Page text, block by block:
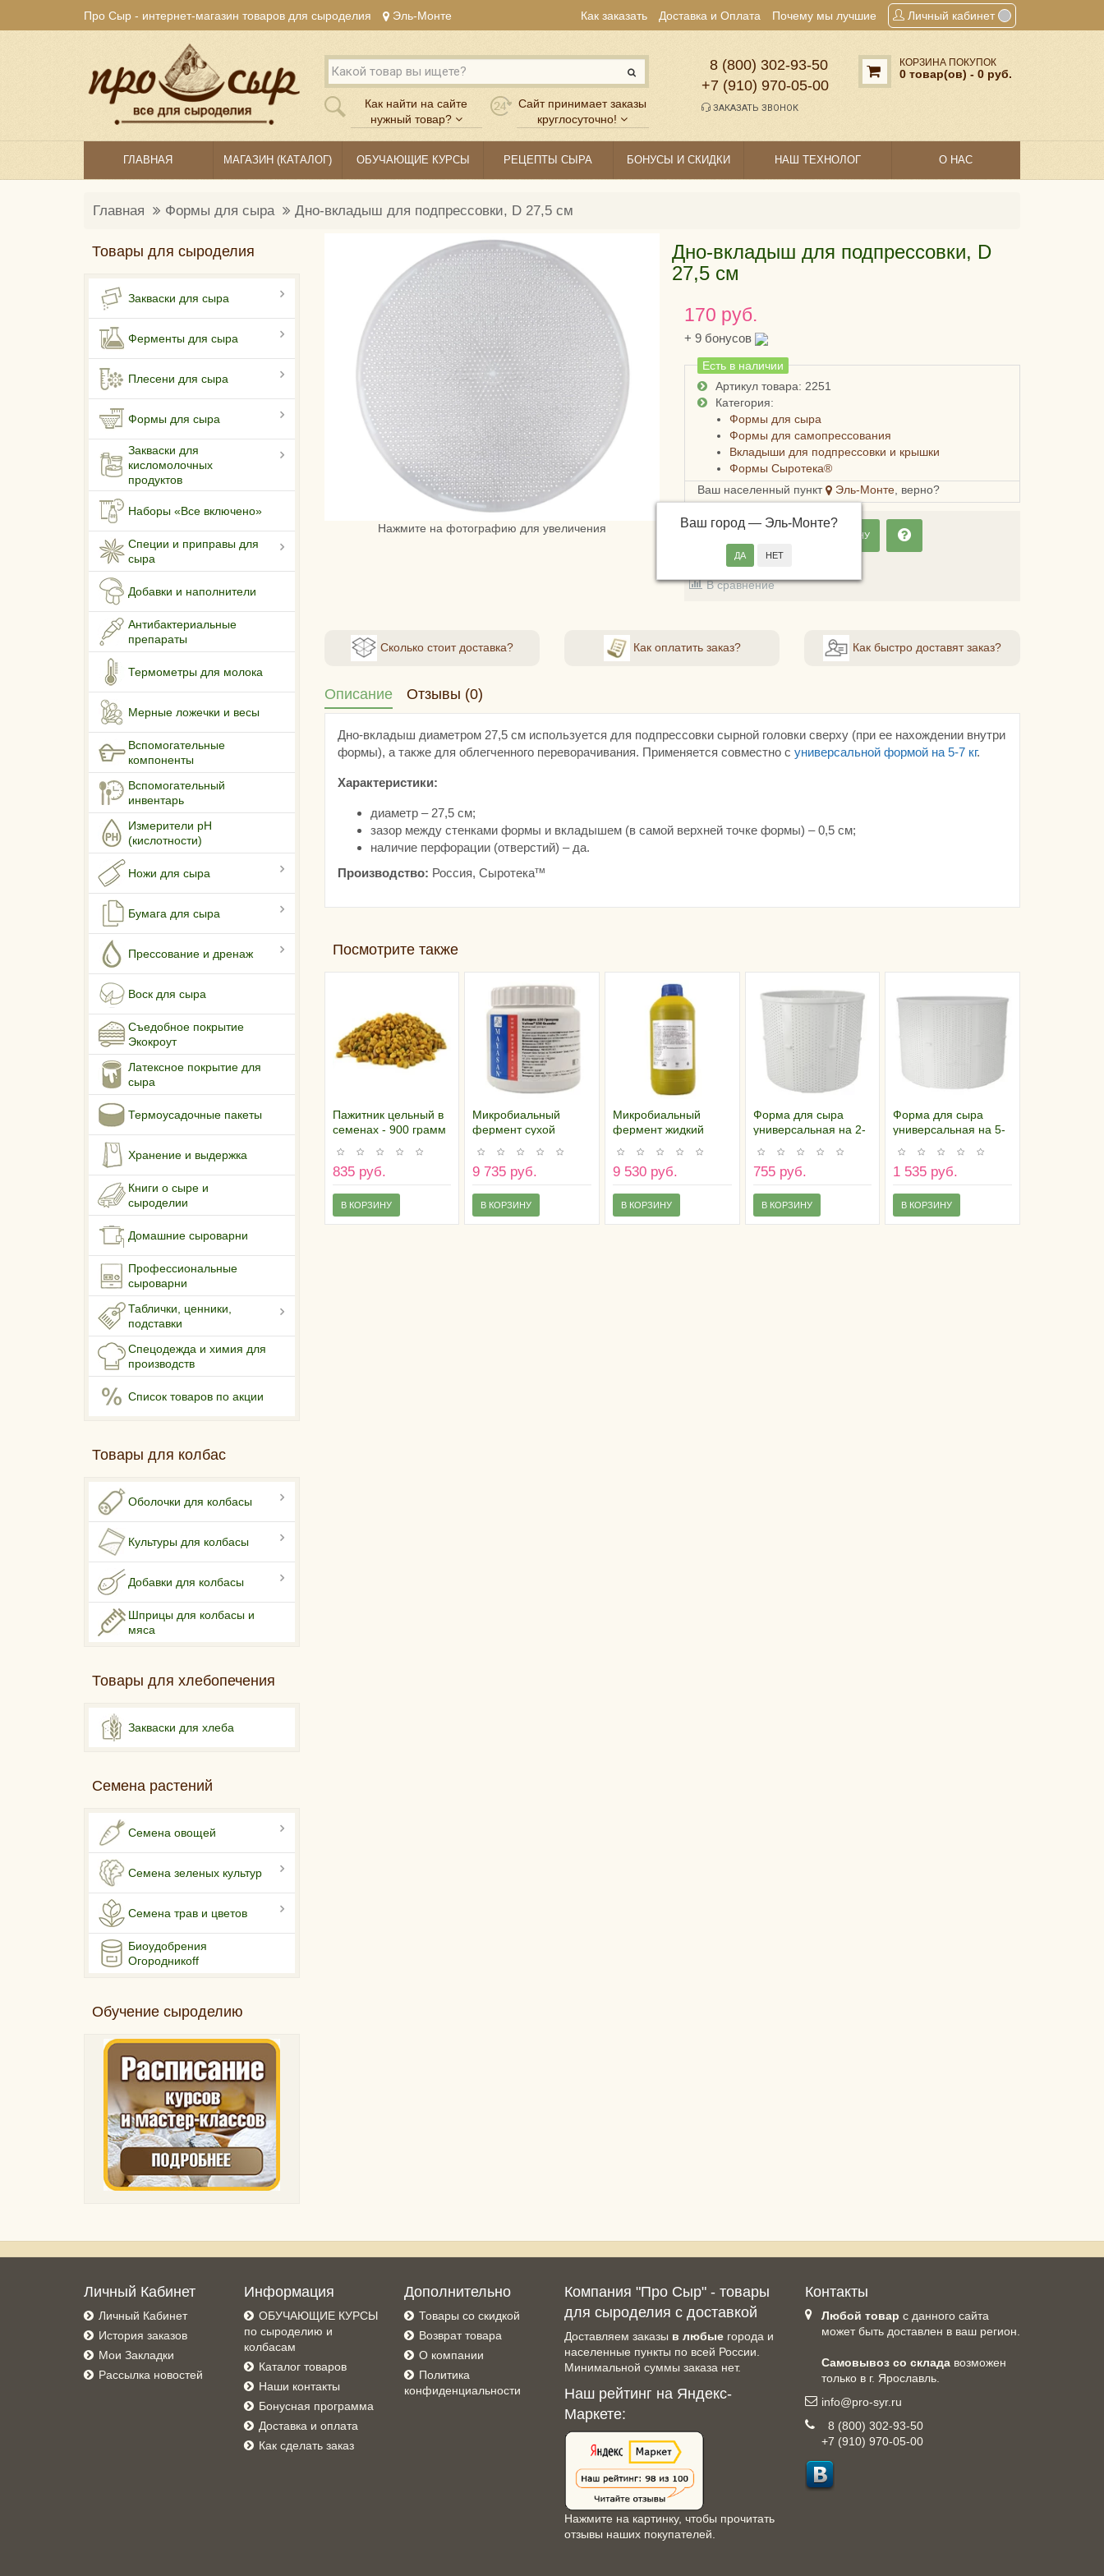
Про Сыр - интернет-магазин товаров для сыроделия Эль-Монте Как заказать Доставка и Оплата Почему мы лучшие Личный кабинет
Как найти на сайте
нужный товар?
Сайт принимает заказы
круглосуточно!
8 (800) 302‑93‑50
+7 (910) 970‑05‑00
ЗАКАЗАТЬ ЗВОНОК
КОРЗИНА ПОКУПОК
0 товар(ов) - 0 руб.
ГЛАВНАЯ МАГАЗИН (КАТАЛОГ) ОБУЧАЮЩИЕ КУРСЫ РЕЦЕПТЫ СЫРА БОНУСЫ И СКИДКИ НАШ ТЕХНОЛОГ О НАС
Главная Формы для сыра Дно-вкладыш для подпрессовки, D 27,5 см
Товары для сыроделия
Закваски для сыра
Ферменты для сыра
Плесени для сыра
Формы для сыра
Закваски для
кисломолочных
продуктов
Наборы «Все включено»
Специи и приправы для
сыра
Добавки и наполнители
Антибактериальные
препараты
Термометры для молока
Мерные ложечки и весы
Вспомогательные
компоненты
Вспомогательный
инвентарь
Измерители pH
(кислотности)
Ножи для сыра
Бумага для сыра
Прессование и дренаж
Воск для сыра
Съедобное покрытие
Экокроут
Латексное покрытие для
сыра
Термоусадочные пакеты
Хранение и выдержка
Книги о сыре и
сыроделии
Домашние сыроварни
Профессиональные
сыроварни
Таблички, ценники,
подставки
Спецодежда и химия для
производств
Список товаров по акции
Товары для колбас
Оболочки для колбасы
Культуры для колбасы
Добавки для колбасы
Шприцы для колбасы и
мяса
Товары для хлебопечения
Закваски для хлеба
Семена растений
Семена овощей
Семена зеленых культур
Семена трав и цветов
Биоудобрения
Огородникоff
Обучение сыроделию
Нажмите на фотографию для увеличения
Дно-вкладыш для подпрессовки, D
27,5 см
170 руб.
+9 бонусов
Есть в наличии
Артикул товара: 2251
Категория:
Формы для сыра
Формы для самопрессования
Вкладыши для подпрессовки и крышки
Формы Сыротека®
Ваш населенный пункт
Эль-Монте, верно?
Ваш город — Эль-Монте?
ДОБАВИТЬ В КОРЗИНУ
В закладки
В сравнение
Сколько стоит доставка? Как оплатить заказ? Как быстро доставят заказ?
Описание Отзывы (0)
Дно-вкладыш диаметром 27,5 см используется для подпрессовки сырной головки сверху (при ее нахождении внутри
формы), а также для облегченного переворачивания. Применяется совместно с универсальной формой на 5-7 кг.
Характеристики:
диаметр – 27,5 см;
зазор между стенками формы и вкладышем (в самой верхней точке формы) – 0,5 см;
наличие перфорации (отверстий) – да.
Производство: Россия, Сыротекатм
Посмотрите также
Пажитник цельный в
семенах - 900 грамм
835 руб.
В КОРЗИНУ
Микробиальный
фермент сухой
Гранулар", 0,5 кг
9 735 руб.
В КОРЗИНУ
Микробиальный
фермент жидкий
литр
9 530 руб.
В КОРЗИНУ
Форма для сыра
универсальная на 2-
755 руб.
В КОРЗИНУ
Форма для сыра
универсальная на 5-
1 535 руб.
В КОРЗИНУ
Личный Кабинет
Личный Кабинет
История заказов
Мои Закладки
Рассылка новостей
Информация
ОБУЧАЮЩИЕ КУРСЫ
по сыроделию и
колбасам
Каталог товаров
Наши контакты
Бонусная программа
Доставка и оплата
Как сделать заказ
Дополнительно
Товары со скидкой
Возврат товара
О компании
Политика
конфиденциальности
Компания "Про Сыр" - товары
для сыроделия с доставкой
Доставляем заказы в любые города и
населенные пункты по всей России.
Минимальной суммы заказа нет.
Наш рейтинг на Яндекс-
Маркете:
Нажмите на картинку, чтобы прочитать
отзывы наших покупателей.
Контакты
Любой товар с данного сайта
может быть доставлен в ваш регион.
Самовывоз со складавозможен
только в г. Ярославль.
info@pro-syr.ru
8 (800) 302-93-50
+7 (910) 970-05-00